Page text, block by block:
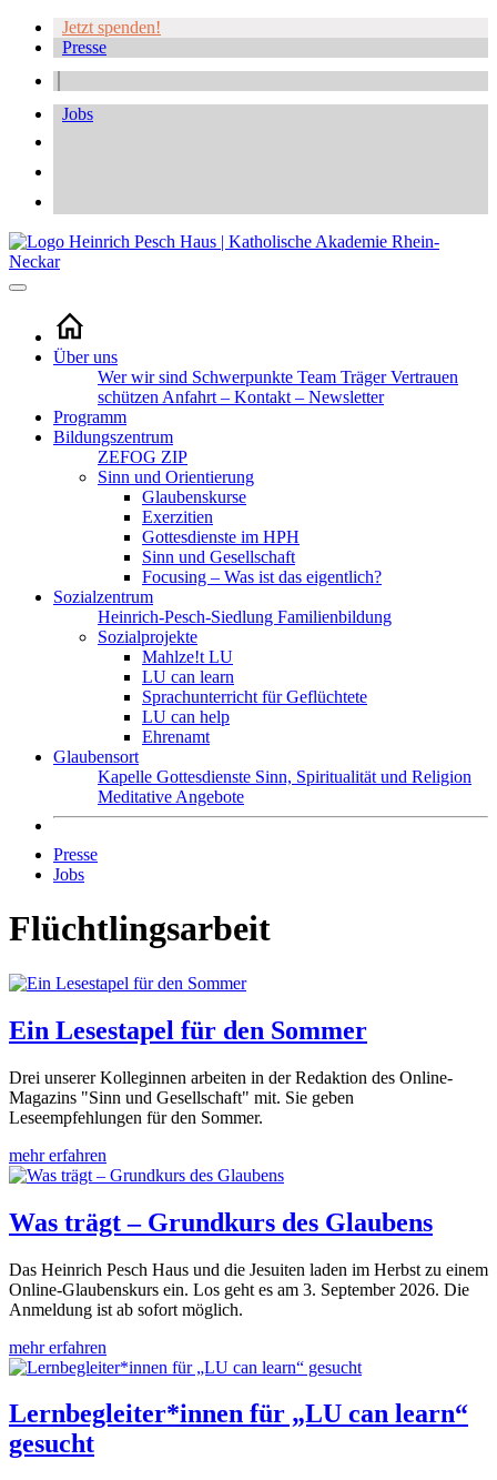
Jetzt spenden!
Presse
Jobs
Über uns
Wer wir sind Schwerpunkte Team TrägerVertrauen
schützen Anfahrt – Kontakt – Newsletter
Programm
Bildungszentrum
ZEFOG ZIP
Sinn und Orientierung
Glaubenskurse
Exerzitien
Gottesdienste im HPH
Sinn und Gesellschaft
Focusing – Was ist das eigentlich?
Sozialzentrum
Heinrich-Pesch-Siedlung Familienbildung
Sozialprojekte
Mahlze!t LU
LU can learn
Sprachunterricht für Geflüchtete
LU can help
Ehrenamt
Glaubensort
Kapelle Gottesdienste Sinn, Spiritualität und Religion
Meditative Angebote
Presse
Jobs
Flüchtlingsarbeit
Ein Lesestapel für den Sommer
Drei unserer Kolleginnen arbeiten in der Redaktion des Online-
Magazins "Sinn und Gesellschaft" mit. Sie geben
Leseempfehlungen für den Sommer.
mehr erfahren
Was trägt – Grundkurs des Glaubens
Das Heinrich Pesch Haus und die Jesuiten laden im Herbst zu einem
Online-Glaubenskurs ein. Los geht es am 3. September 2026. Die
Anmeldung ist ab sofort möglich.
mehr erfahren
Lernbegleiter*innen für „LU can learn“
gesucht